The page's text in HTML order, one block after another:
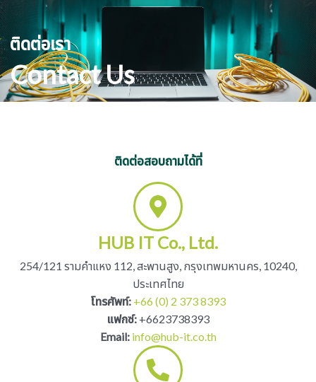
ติดต่อเรา
Contact Us
ติดต่อสอบถามได้ที่
HUB IT Co., Ltd.
254/121 รามคำแหง 112, สะพานสูง, กรุงเทพมหานคร, 10240,
ประเทศไทย
โทรศัพท์: +66 (0) 2 373 8393
แฟกซ์:+6623738393
Email: info@hub-it.co.th